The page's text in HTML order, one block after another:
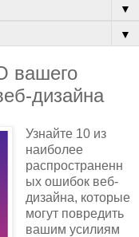
▼
▼
вашего
дизайна
Узнайте 10 из
наиболее
распространенн
ых ошибок веб-
дизайна, которые
могут повредить
вашим усилиям